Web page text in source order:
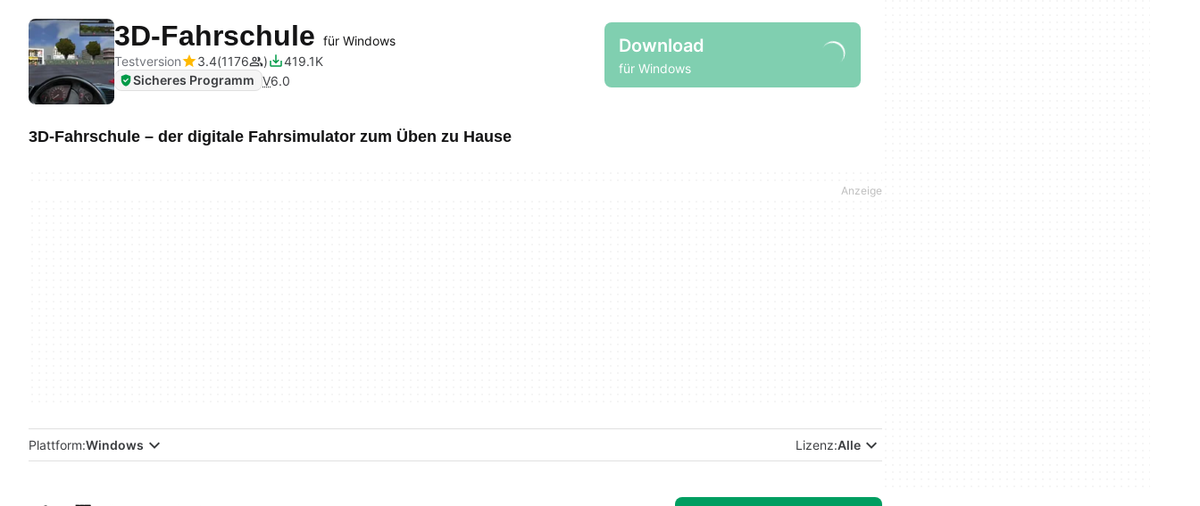
3D-Fahrschule für Windows
Testversion
3.4 1176
419.1K
Sicheres Programm V6.0
Download
für Windows
3D-Fahrschule – der digitale Fahrsimulator zum Üben zu Hause
Plattform:Windows Lizenz:Alle